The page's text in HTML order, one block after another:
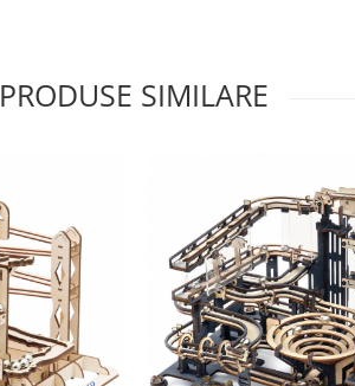
PRODUSE SIMILARE